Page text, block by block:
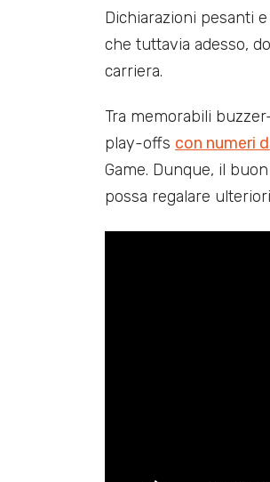
Dichiarazioni pesanti
che tuttavia adesso,
carriera.
Tra memorabili
play-offs con numeri
Game. Dunque, il
possa regalare